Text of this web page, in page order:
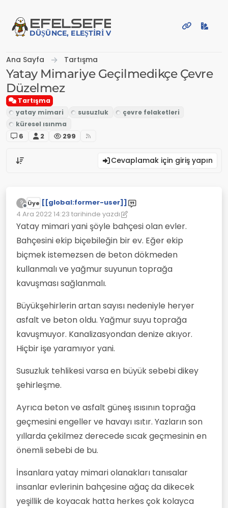
EFELSEFE
DÜŞÜNCE, ELEŞTIRI VE PAYLAŞIM PLATFORMU
Ana Sayfa Tartışma
Yatay Mimariye Geçilmedikçe Çevre
Düzelmez
Tartışma
6 2 299
Cevaplamak için giriş yapın
?
Çevrimdışı
Üye [[global:former-user]]
4 Ara 2022 14:23 tarihinde yazdı
Son düzenleyen: [[global:former-user]]
Yatay mimari yani şöyle bahçesi olan evler.
Bahçesini ekip biçebileğin bir ev. Eğer ekip
biçmek istemezsen de beton dökmeden
kullanmalı ve yağmur suyunun toprağa
kavuşması sağlanmalı.
Büyükşehirlerin artan sayısı nedeniyle heryer
asfalt ve beton oldu. Yağmur suyu toprağa
kavuşmuyor. Kanalizasyondan denize akıyor.
Hiçbir işe yaramıyor yani.
Susuzluk tehlikesi varsa en büyük sebebi dikey
şehirleşme.
Ayrıca beton ve asfalt güneş ısısının toprağa
geçmesini engeller ve havayı ısıtır. Yazların son
yıllarda çekilmez derecede sıcak geçmesinin en
önemli sebebi de bu.
İnsanlara yatay mimari olanakları tanısalar
insanlar evlerinin bahçesine ağaç da dikecek
yeşillik de koyacak hatta herkes çok kolayca